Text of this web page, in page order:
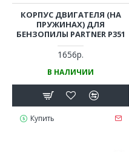
КОРПУС ДВИГАТЕЛЯ (НА
ПРУЖИНАХ) ДЛЯ
БЕНЗОПИЛЫ PARTNER P351
1656р.
В НАЛИЧИИ
Купить